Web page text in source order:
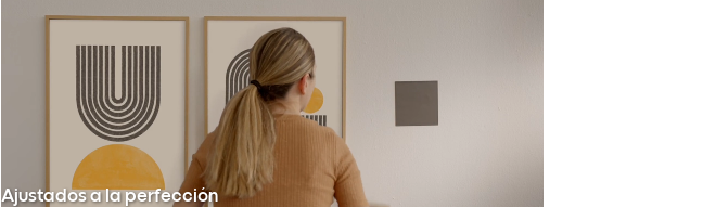
Ajustados a la perfección